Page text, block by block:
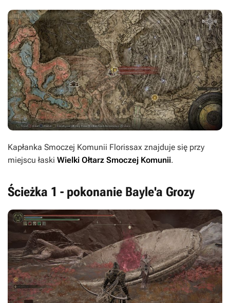
Kapłanka Smoczej Komunii Florissax znajduje się przy
miejscu łaski Wielki Ołtarz Smoczej Komunii.
Ścieżka 1 - pokonanie Bayle'a Grozy